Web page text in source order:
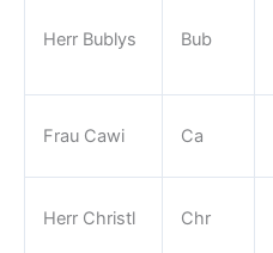
Herr Bublys Bub
Frau Cawi Ca
Herr Christl Chr